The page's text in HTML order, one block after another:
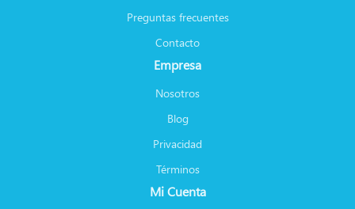
Preguntas frecuentes
Contacto
Empresa
Nosotros
Blog
Privacidad
Términos
Mi Cuenta